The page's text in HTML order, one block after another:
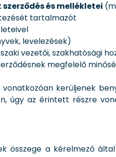
és mellékletei
tartalmazót
levelezések)
vezetői, szakhatósági
megfelelő
kerüljenek
úgy az érintett részre
összege a kérelmező